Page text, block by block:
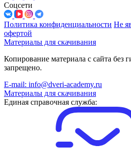
Соцсети
Политика конфиденциальности Не
офертой
Материалы для скачивания
Копирование материала с сайта без
запрещено.
E-mail: info@dveri-academy.ru
Материалы для скачивания
Единая справочная служба: